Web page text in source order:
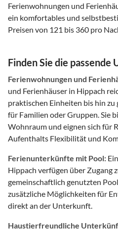
Ferienwohnungen und
ein komfortables und
Preisen von 121 bis 360 pro
Finden Sie die
Ferienwohnungen und
und Ferienhäuser in Hippach
praktischen Einheiten bis hin
für Familien oder Gruppen. Sie
Wohnraum und eignen sich für
Aufenthalts Flexibilität und
Ferienunterkünfte mit Pool:
Hippach verfügen über Zugang
gemeinschaftlich genutzten
zusätzliche Möglichkeiten für
direkt an der Unterkunft.
Haustierfreundliche